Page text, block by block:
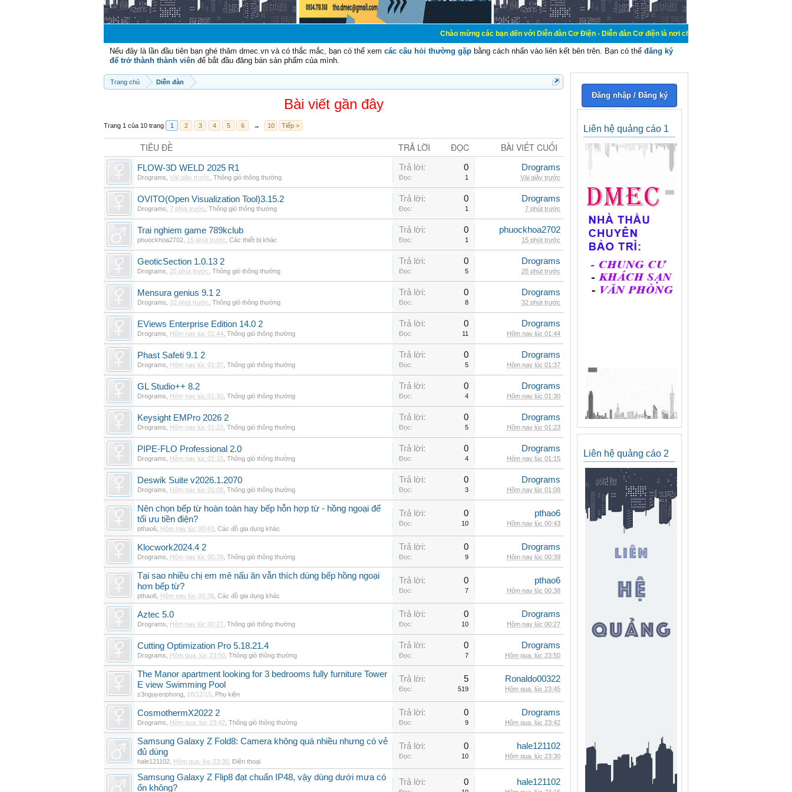
Chào mừng các bạn đến với Diễn đàn Cơ Điện - Diễn đàn Cơ điện là nơi chia sẽ kiến thức kinh nghiệm trong lãnh
Nếu đây là lần đầu tiên bạn ghé thăm dmec.vn và có thắc mắc, bạn có thể xem các câu hỏi thường gặp bằng cách nhấn vào liên kết bên trên. Bạn có thể đăng ký
để trở thành thành viên để bắt đầu đăng bán sản phẩm của mình.
Trang chủ Diễn đàn
Bài viết gần đây
Trang 1 của 10 trang 1 2 3 4 5 6 → 10 Tiếp >
TIÊU ĐỀ TRẢ LỜI ĐỌC BÀI VIẾT CUỐI
FLOW-3D WELD 2025 R1
Drograms Vài giây trước Thông gió thông thường
Trả lời: 0
Đọc: 1
Drograms
Vài giây trước
OVITO(Open Visualization Tool)3.15.2
Drograms 7 phút trước Thông gió thông thường
Trả lời: 0
Đọc: 1
Drograms
7 phút trước
Trai nghiem game 789kclub
phuockhoa2702 15 phút trước Các thiết bị khác
Trả lời: 0
Đọc: 1
phuockhoa2702
15 phút trước
GeoticSection 1.0.13 2
Drograms 25 phút trước Thông gió thông thường
Trả lời: 0
Đọc: 5
Drograms
25 phút trước
Mensura genius 9.1 2
Drograms 32 phút trước Thông gió thông thường
Trả lời: 0
Đọc: 8
Drograms
32 phút trước
EViews Enterprise Edition 14.0 2
Drograms Hôm nay lúc 01:44 Thông gió thông thường
Trả lời: 0
Đọc: 11
Drograms
Hôm nay lúc 01:44
Phast Safeti 9.1 2
Drograms Hôm nay lúc 01:37 Thông gió thông thường
Trả lời: 0
Đọc: 5
Drograms
Hôm nay lúc 01:37
GL Studio++ 8.2
Drograms Hôm nay lúc 01:30 Thông gió thông thường
Trả lời: 0
Đọc: 4
Drograms
Hôm nay lúc 01:30
Keysight EMPro 2026 2
Drograms Hôm nay lúc 01:23 Thông gió thông thường
Trả lời: 0
Đọc: 5
Drograms
Hôm nay lúc 01:23
PIPE-FLO Professional 2.0
Drograms Hôm nay lúc 01:15 Thông gió thông thường
Trả lời: 0
Đọc: 4
Drograms
Hôm nay lúc 01:15
Deswik Suite v2026.1.2070
Drograms Hôm nay lúc 01:08 Thông gió thông thường
Trả lời: 0
Đọc: 3
Drograms
Hôm nay lúc 01:08
Nên chọn bếp từ hoàn toàn hay bếp hỗn hợp từ - hồng ngoại để
tối ưu tiền điện?
pthao6 Hôm nay lúc 00:43 Các đồ gia dụng khác
Trả lời: 0
Đọc: 10
pthao6
Hôm nay lúc 00:43
Klocwork2024.4 2
Drograms Hôm nay lúc 00:39 Thông gió thông thường
Trả lời: 0
Đọc: 9
Drograms
Hôm nay lúc 00:39
Tại sao nhiều chị em mê nấu ăn vẫn thích dùng bếp hồng ngoại
hơn bếp từ?
pthao6 Hôm nay lúc 00:38 Các đồ gia dụng khác
Trả lời: 0
Đọc: 7
pthao6
Hôm nay lúc 00:38
Aztec 5.0
Drograms Hôm nay lúc 00:27 Thông gió thông thường
Trả lời: 0
Đọc: 10
Drograms
Hôm nay lúc 00:27
Cutting Optimization Pro 5.18.21.4
Drograms Hôm qua, lúc 23:50 Thông gió thông thường
Trả lời: 0
Đọc: 7
Drograms
Hôm qua, lúc 23:50
The Manor apartment looking for 3 bedrooms fully furniture Tower
E view Swimming Pool
z3nguyenphong 18/12/15 Phụ kiện
Trả lời: 5
Đọc: 519
Ronaldo00322
Hôm qua, lúc 23:45
CosmothermX2022 2
Drograms Hôm qua, lúc 23:42 Thông gió thông thường
Trả lời: 0
Đọc: 9
Drograms
Hôm qua, lúc 23:42
Samsung Galaxy Z Fold8: Camera không quá nhiều nhưng có vẻ
đủ dùng
hale121102 Hôm qua, lúc 23:30 Điện thoại
Trả lời: 0
Đọc: 10
hale121102
Hôm qua, lúc 23:30
Samsung Galaxy Z Flip8 đạt chuẩn IP48, vậy dùng dưới mưa có
ổn không?
Trả lời: 0 hale121102
Đăng nhập / Đăng ký
Liên hệ quảng cáo 1
Liên hệ quảng cáo 2